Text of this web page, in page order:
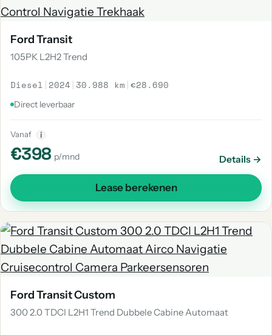
Ford Transit
105PK L2H2 Trend
Diesel | 2024 | 30.988 km |€28.690
Direct leverbaar
Vanaf i
€398 p/mnd Details →
Lease berekenen
Ford Transit Custom
300 2.0 TDCI L2H1 Trend Dubbele Cabine Automaat